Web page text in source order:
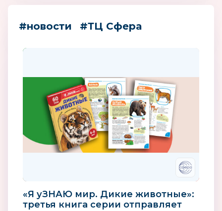
#новости #ТЦ Сфера
«Я уЗНАЮ мир. Дикие животные»:
третья книга серии отправляет